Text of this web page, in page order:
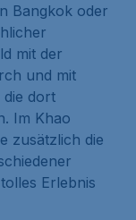
Bangkok oder
mit der
und mit
die dort
Im Khao
zusätzlich die
Erlebnis